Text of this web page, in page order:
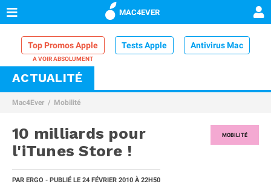
MAC4EVER
Top Promos Apple Tests Apple Antivirus Mac
VPN Mac
Comparatif iPhone
ACTUALITÉ
Mac4Ever Mobilité
MOBILITÉ
10 milliards pour
l'iTunes Store !
PAR ERGO - PUBLIÉ LE 24 FÉVRIER 2010 À 22H50